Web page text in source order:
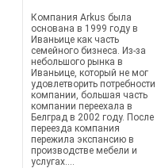
Компания Arkus была
основана в 1999 году в
Иваньице как часть
семейного бизнеса. Из-за
небольшого рынка в
Иваньице, который не мог
удовлетворить потребности
компании, большая часть
компании переехала в
Белград в 2002 году. После
переезда компания
пережила экспансию в
производстве мебели и
услугах....